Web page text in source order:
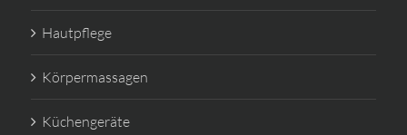
Hautpflege
Körpermassagen
Küchengeräte